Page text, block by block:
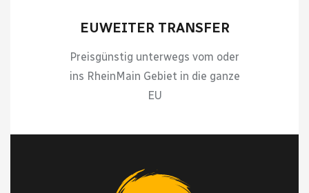
EUWEITER TRANSFER
Preisgünstig unterwegs vom oder
ins RheinMain Gebiet in die ganze
EU